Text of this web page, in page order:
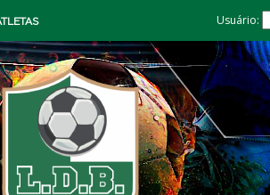
Usuário: